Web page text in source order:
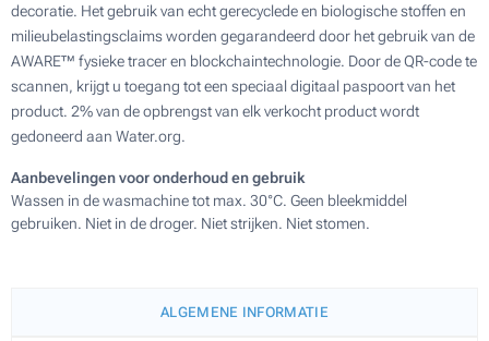
decoratie. Het gebruik van echt gerecyclede en biologische stoffen en
milieubelastingsclaims worden gegarandeerd door het gebruik van de
AWARE™ fysieke tracer en blockchaintechnologie. Door de QR-code te
scannen, krijgt u toegang tot een speciaal digitaal paspoort van het
product. 2% van de opbrengst van elk verkocht product wordt
gedoneerd aan Water.org.
Aanbevelingen voor onderhoud en gebruik
Wassen in de wasmachine tot max. 30°C. Geen bleekmiddel
gebruiken. Niet in de droger. Niet strijken. Niet stomen.
ALGEMENE INFORMATIE